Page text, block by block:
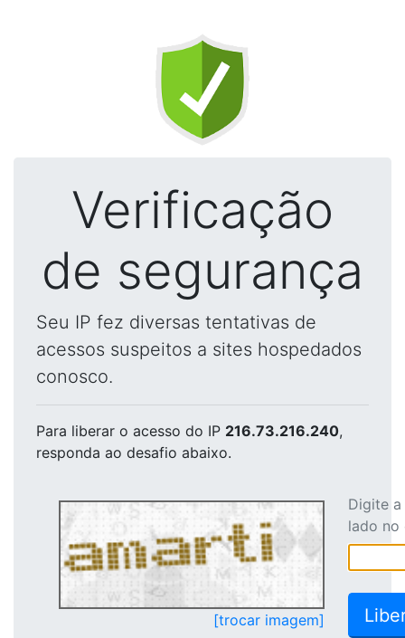
Verificação
de segurança
Seu IP fez diversas tentativas de
acessos suspeitos a sites hospedados
conosco.
Para liberar o acesso do IP 216.73.216.240,
responda ao desafio abaixo.
[trocar imagem]
Digite
lado no